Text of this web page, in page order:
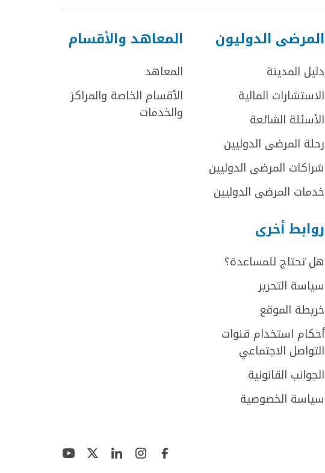
المرضى الدوليون
دليل المدينة
الاستشارات المالية
الأسئلة الشائعة
رحلة المرضى الدوليين
شراكات المرضى الدوليين
خدمات المرضى الدوليين
المعاهد والأقسام
المعاهد
الأقسام الخاصة والمراكز
والخدمات
روابط أخرى
هل تحتاج للمساعدة؟
سياسة التحرير
خريطة الموقع
أحكام استخدام قنوات
التواصل الاجتماعي
الجوانب القانونية
سياسة الخصوصية